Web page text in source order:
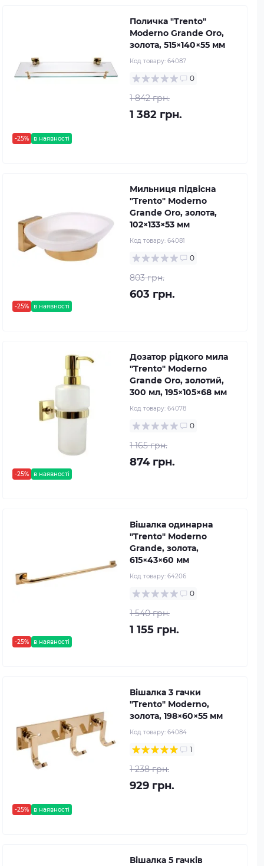
-25% в наявності
Поличка "Trento"
Moderno Grande Oro,
золота, 515×140×55 мм
Код товару: 64087
0
1 842 грн.
1 382 грн.
-25% в наявності
Мильниця підвісна
"Trento" Moderno
Grande Oro, золота,
102×133×53 мм
Код товару: 64081
0
803 грн.
603 грн.
-25% в наявності
Дозатор рідкого мила
"Trento" Moderno
Grande Oro, золотий,
300 мл, 195×105×68 мм
Код товару: 64078
0
1 165 грн.
874 грн.
-25% в наявності
Вішалка одинарна
"Trento" Moderno
Grande, золота,
615×43×60 мм
Код товару: 64206
0
1 540 грн.
1 155 грн.
-25% в наявності
Вішалка 3 гачки
"Trento" Moderno,
золота, 198×60×55 мм
Код товару: 64084
1
1 238 грн.
929 грн.
Вішалка 5 гачків